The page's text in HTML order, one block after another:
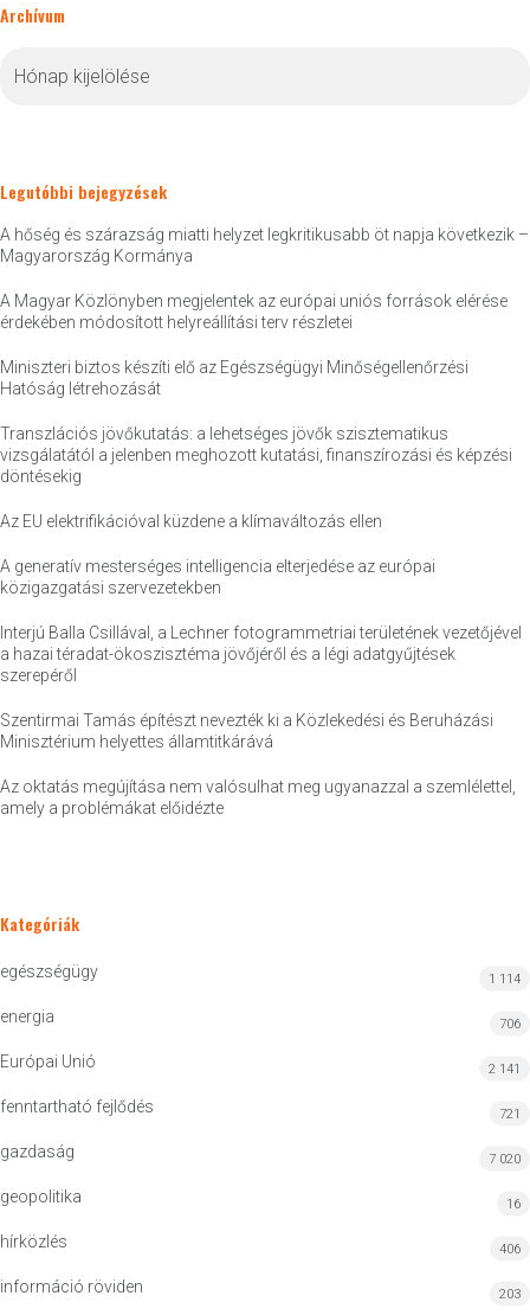
Archívum
Legutóbbi bejegyzések
A hőség és szárazság miatti helyzet legkritikusabb öt napja következik –
Magyarország Kormánya
A Magyar Közlönyben megjelentek az európai uniós források elérése
érdekében módosított helyreállítási terv részletei
Miniszteri biztos készíti elő az Egészségügyi Minőségellenőrzési
Hatóság létrehozását
Transzlációs jövőkutatás: a lehetséges jövők szisztematikus
vizsgálatától a jelenben meghozott kutatási, finanszírozási és képzési
döntésekig
Az EU elektrifikációval küzdene a klímaváltozás ellen
A generatív mesterséges intelligencia elterjedése az európai
közigazgatási szervezetekben
Interjú Balla Csillával, a Lechner fotogrammetriai területének vezetőjével
a hazai téradat-ökoszisztéma jövőjéről és a légi adatgyűjtések
szerepéről
Szentirmai Tamás építészt nevezték ki a Közlekedési és Beruházási
Minisztérium helyettes államtitkárává
Az oktatás megújítása nem valósulhat meg ugyanazzal a szemlélettel,
amely a problémákat előidézte
Kategóriák
egészségügy 1 114
energia 706
Európai Unió 2 141
fenntartható fejlődés 721
gazdaság 7 020
geopolitika 16
hírközlés 406
információ röviden 203